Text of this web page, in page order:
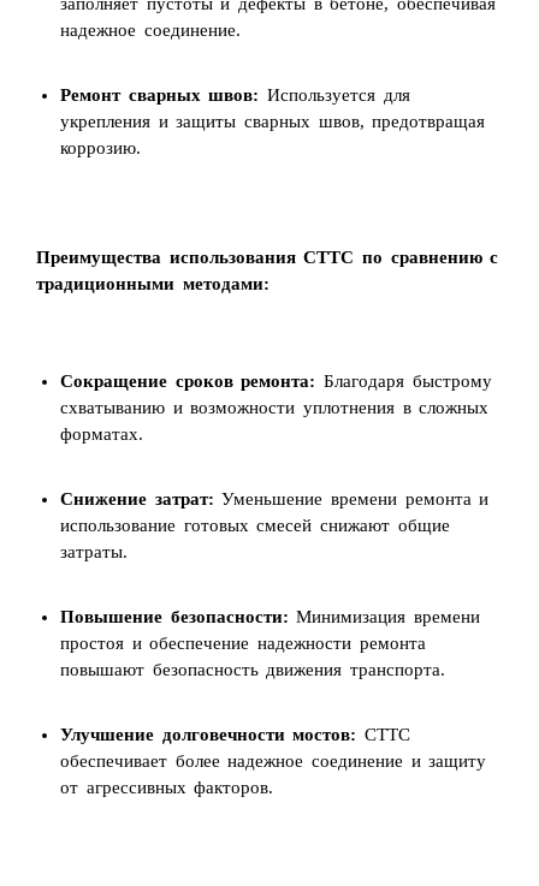
надежное соединение.
Ремонт сварных швов: Используется для
укрепления и защиты сварных швов, предотвращая
коррозию.
Преимущества использования СТТС по сравнению с
традиционными методами:
Сокращение сроков ремонта: Благодаря быстрому
схватыванию и возможности уплотнения в сложных
форматах.
Снижение затрат: Уменьшение времени ремонта и
использование готовых смесей снижают общие
затраты.
Повышение безопасности: Минимизация времени
простоя и обеспечение надежности ремонта
повышают безопасность движения транспорта.
Улучшение долговечности мостов: СТТС
обеспечивает более надежное соединение и защиту
от агрессивных факторов.